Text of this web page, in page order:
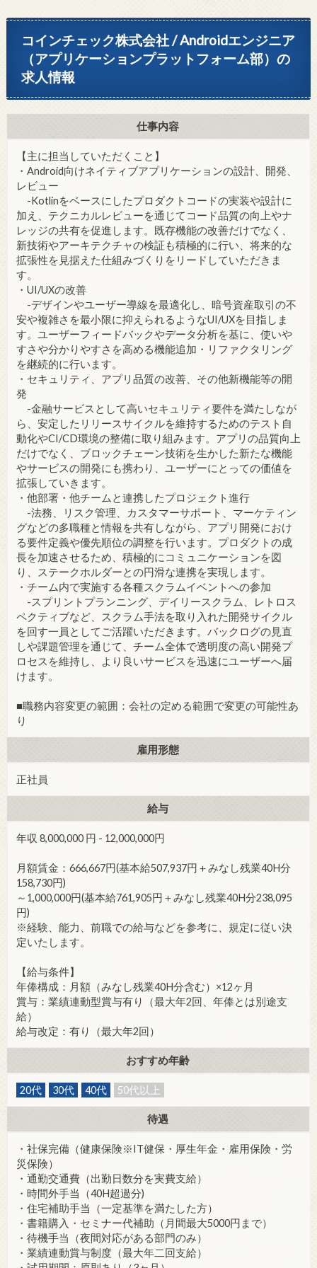
コインチェック株式会社 / Androidエンジニア
（アプリケーションプラットフォーム部）の
求人情報
仕事内容
【主に担当していただくこと】
・Android向けネイティブアプリケーションの設計、開発、
レビュー
-Kotlinをベースにしたプロダクトコードの実装や設計に
加え、テクニカルレビューを通じてコード品質の向上やナ
レッジの共有を促進します。既存機能の改善だけでなく、
新技術やアーキテクチャの検証も積極的に行い、将来的な
拡張性を見据えた仕組みづくりをリードしていただきま
す。
・UI/UXの改善
-デザインやユーザー導線を最適化し、暗号資産取引の不
安や複雑さを最小限に抑えられるようなUI/UXを目指しま
す。ユーザーフィードバックやデータ分析を基に、使いや
すさや分かりやすさを高める機能追加・リファクタリング
を継続的に行います。
・セキュリティ、アプリ品質の改善、その他新機能等の開
発
-金融サービスとして高いセキュリティ要件を満たしなが
ら、安定したリリースサイクルを維持するためのテスト自
動化やCI/CD環境の整備に取り組みます。アプリの品質向上
だけでなく、ブロックチェーン技術を生かした新たな機能
やサービスの開発にも携わり、ユーザーにとっての価値を
拡張していきます。
・他部署・他チームと連携したプロジェクト進行
-法務、リスク管理、カスタマーサポート、マーケティン
グなどの多職種と情報を共有しながら、アプリ開発におけ
る要件定義や優先順位の調整を行います。プロダクトの成
長を加速させるため、積極的にコミュニケーションを図
り、ステークホルダーとの円滑な連携を実現します。
・チーム内で実施する各種スクラムイベントへの参加
-スプリントプランニング、デイリースクラム、レトロス
ペクティブなど、スクラム手法を取り入れた開発サイクル
を回す一員としてご活躍いただきます。バックログの見直
しや課題管理を通じて、チーム全体で透明度の高い開発プ
ロセスを維持し、より良いサービスを迅速にユーザーへ届
けます。
■職務内容変更の範囲：会社の定める範囲で変更の可能性あ
り
雇用形態
正社員
給与
年収 8,000,000 円 - 12,000,000円
月額賃金：666,667円(基本給507,937円＋みなし残業40H分
158,730円)
～1,000,000円(基本給761,905円＋みなし残業40H分238,095
円)
※経験、能力、前職での給与などを参考に、規定に従い決
定いたします。
【給与条件】
年俸構成：月額（みなし残業40H分含む）×12ヶ月
賞与：業績連動型賞与有り（最大年2回、年俸とは別途支
給）
給与改定：有り（最大年2回）
おすすめ年齢
20代 30代 40代 50代以上
待遇
・社保完備（健康保険※IT健保・厚生年金・雇用保険・労
災保険）
・通勤交通費（出勤日数分を実費支給）
・時間外手当（40H超過分)
・住宅補助手当（一定基準を満たした方）
・書籍購入・セミナー代補助（月間最大5000円まで）
・待機手当（夜間対応がある部門のみ）
・業績連動賞与制度（最大年二回支給）